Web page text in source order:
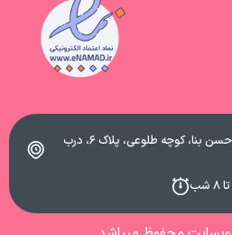
آدرس ما : تهران، خیابان استاد حسن بنا، کوچه طلوعی، پلاک ۶، درب